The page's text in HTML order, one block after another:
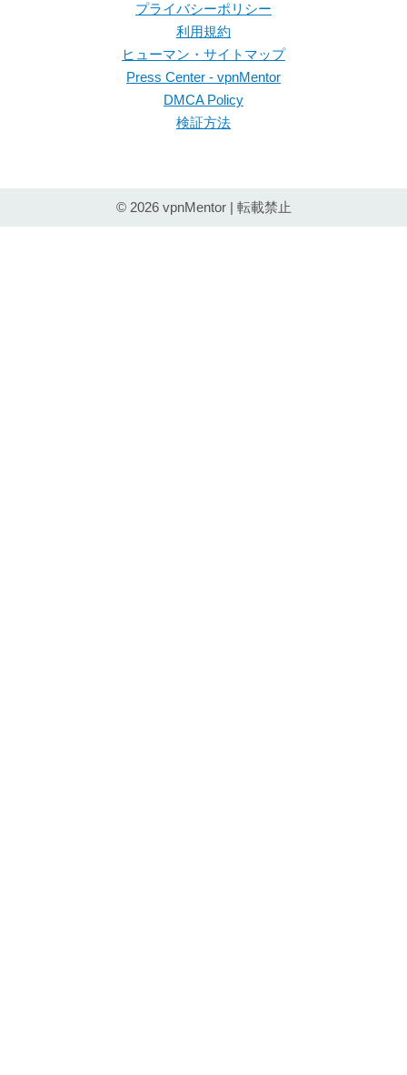
プライバシーポリシー
利用規約
ヒューマン・サイトマップ
Press Center - vpnMentor
DMCA Policy
検証方法
© 2026 vpnMentor | 転載禁止